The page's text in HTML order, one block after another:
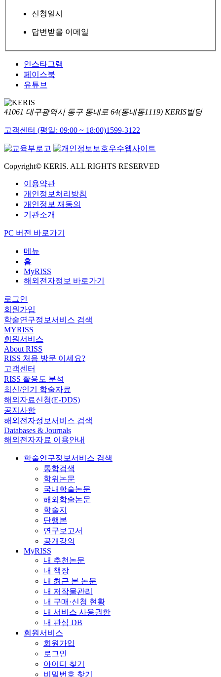
신청일시
답변받을 이메일
인스타그램
페이스북
유튜브
41061 대구광역시 동구 동내로 64(동내동1119) KERIS빌딩
고객센터 (평일: 09:00 ~ 18:00)1599-3122
Copyright© KERIS. ALL RIGHTS RESERVED
이용약관
개인정보처리방침
개인정보 재동의
기관소개
PC 버전 바로가기
메뉴
홈
MyRISS
해외전자정보 바로가기
로그인
회원가입
학술연구정보서비스 검색
MYRISS
회원서비스
About RISS
RISS 처음 방문 이세요?
고객센터
RISS 활용도 분석
최신/인기 학술자료
해외자료신청(E-DDS)
공지사항
해외전자정보서비스 검색
Databases & Journals
해외전자자료 이용안내
학술연구정보서비스 검색
통합검색
학위논문
국내학술논문
해외학술논문
학술지
단행본
연구보고서
공개강의
MyRISS
내 추천논문
내 책장
내 최근 본 논문
내 저작물관리
내 구매·신청 현황
내 서비스 사용권한
내 관심 DB
회원서비스
회원가입
로그인
아이디 찾기
비밀번호 찾기